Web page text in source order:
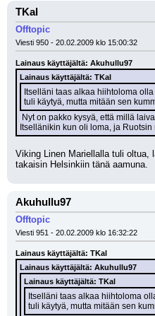
TKal
Offtopic
Viesti 950 - 20.02.2009 klo 15:00:32
Lainaus käyttäjältä: Akuhullu97
Lainaus käyttäjältä: TKal
Itselläni taas alkaa hiihtoloma
tuli käytyä, mutta mitään sen
Itsellänikin kun oli loma, ja
Viking Linen Mariellalla tuli
takaisin Helsinkiin tänä aamuna.
Akuhullu97
Offtopic
Viesti 951 - 20.02.2009 klo 16:32:22
Lainaus käyttäjältä: TKal
Lainaus käyttäjältä: Akuhullu97
Lainaus käyttäjältä: TKal
Itselläni taas alkaa hiihtoloma
tuli käytyä, mutta mitään sen